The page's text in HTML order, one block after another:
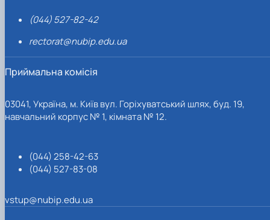
(044) 527-82-42
rectorat@nubip.edu.ua
Приймальна комісія
03041, Україна, м. Київ вул. Горіхуватський шлях, буд. 19,
навчальний корпус № 1, кімната № 12.
(044) 258-42-63
(044) 527-83-08
vstup@nubip.edu.ua